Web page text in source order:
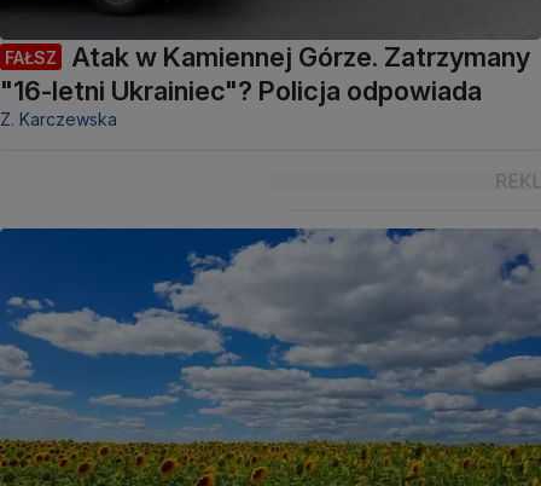
FAŁSZ
Atak w Kamiennej Górze. Zatrzymany
"16-letni Ukrainiec"? Policja odpowiada
Z. Karczewska